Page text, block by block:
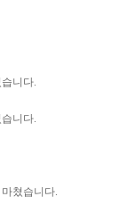
니다.
니다.
쳤습니다.